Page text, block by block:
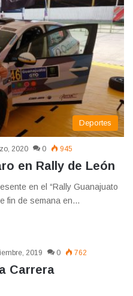
Deportes
2020 0 945
en Rally de León
en el “Rally Guanajuato
fin de semana en…
2019 0 762
Carrera